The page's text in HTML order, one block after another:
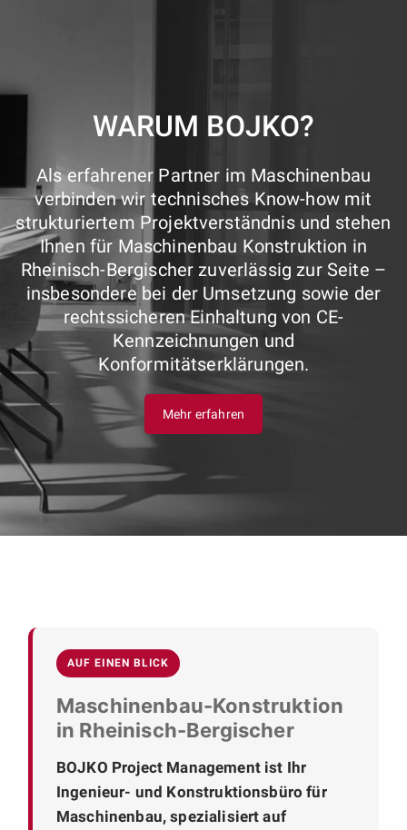
WARUM BOJKO?
Als erfahrener Partner im Maschinenbau
verbinden wir technisches Know-how mit
strukturiertem Projektverständnis und stehen
Ihnen für Maschinenbau Konstruktion in
Rheinisch-Bergischer zuverlässig zur Seite –
insbesondere bei der Umsetzung sowie der
rechtssicheren Einhaltung von CE-
Kennzeichnungen und
Konformitätserklärungen.
Mehr erfahren
AUF EINEN BLICK
Maschinenbau-Konstruktion
in Rheinisch-Bergischer
BOJKO Project Management ist Ihr
Ingenieur- und Konstruktionsbüro für
Maschinenbau, spezialisiert auf